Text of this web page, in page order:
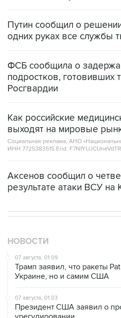
Путин сообщил о
одних руках все службы
ФСБ сообщила о
подростков, готовивших
Росгвардии
Как российские
выходят на мировые
Социальная реклама, АНО
ИНН 7725383515 Erid:
Аксенов сообщил о
результате атаки ВСУ на
НОВОСТИ
07 августа, 01:09
Трамп заявил, что ракеты
Украине, но и самим США
07 августа, 01:03
Президент США заявил о